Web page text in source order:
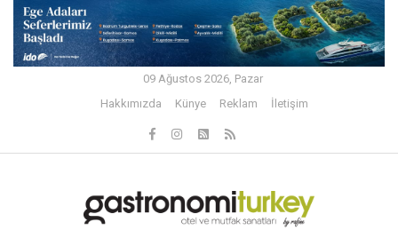
09 Ağustos 2026, Pazar
Hakkımızda
Künye Reklam İletişim